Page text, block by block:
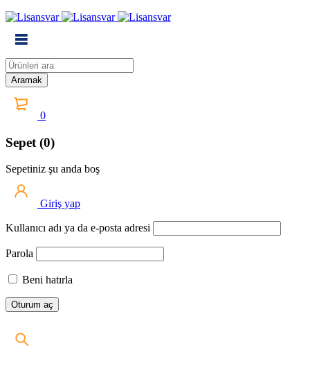
0
Sepet (0)
Sepetiniz şu anda boş
Giriş yap
Kullanıcı adı ya da e-posta adresi
Parola
Beni hatırla